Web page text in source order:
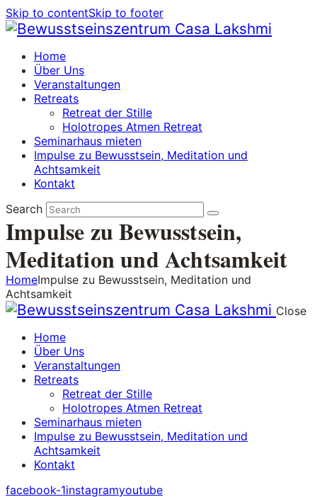
Skip to contentSkip to footer
Home
Über Uns
Veranstaltungen
Retreats
Retreat der Stille
Holotropes Atmen Retreat
Seminarhaus mieten
Impulse zu Bewusstsein, Meditation und
Achtsamkeit
Kontakt
Search
Impulse zu Bewusstsein,
Meditation und Achtsamkeit
HomeImpulse zu Bewusstsein, Meditation und
Achtsamkeit
Close
Home
Über Uns
Veranstaltungen
Retreats
Retreat der Stille
Holotropes Atmen Retreat
Seminarhaus mieten
Impulse zu Bewusstsein, Meditation und
Achtsamkeit
Kontakt
facebook-1instagramyoutube